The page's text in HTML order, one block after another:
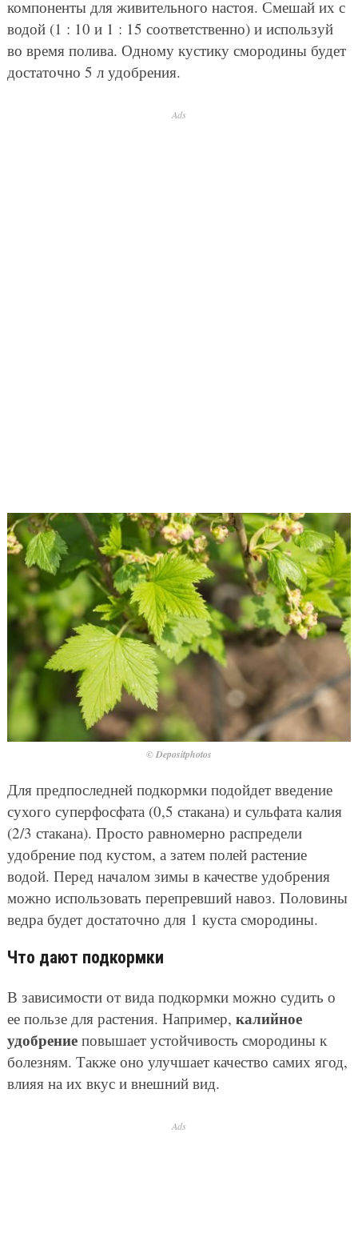
компоненты для живительного настоя. Смешай их с
водой (1 : 10 и 1 : 15 соответственно) и используй
во время полива. Одному кустику смородины будет
достаточно 5 л удобрения.
Ads
© Depositphotos
Для предпоследней подкормки подойдет введение
сухого суперфосфата (0,5 стакана) и сульфата калия
(2/3 стакана). Просто равномерно распредели
удобрение под кустом, а затем полей растение
водой. Перед началом зимы в качестве удобрения
можно использовать перепревший навоз. Половины
ведра будет достаточно для 1 куста смородины.
Что дают подкормки
В зависимости от вида подкормки можно судить о
ее пользе для растения. Например, калийное
удобрениеповышает устойчивость смородины к
болезням. Также оно улучшает качество самих ягод,
влияя на их вкус и внешний вид.
Ads